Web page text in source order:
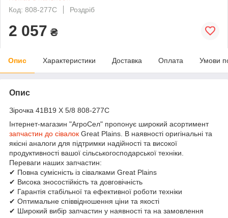
Код: 808-277C
Роздріб
2 057 ₴
Опис Характеристики Доставка Оплата Умови
Опис
Зірочка 41B19 X 5/8 808-277C
Інтернет-магазин "АгроСел" пропонує широкий асортимент
запчастин до сівалок Great Plains. В наявності оригінальні та
якісні аналоги для підтримки надійності та високої
продуктивності вашої сільськогосподарської техніки.
Переваги наших запчастин:
✔ Повна сумісність із сівалками Great Plains
✔ Висока зносостійкість та довговічність
✔ Гарантія стабільної та ефективної роботи техніки
✔ Оптимальне співвідношення ціни та якості
✔ Широкий вибір запчастин у наявності та на замовлення